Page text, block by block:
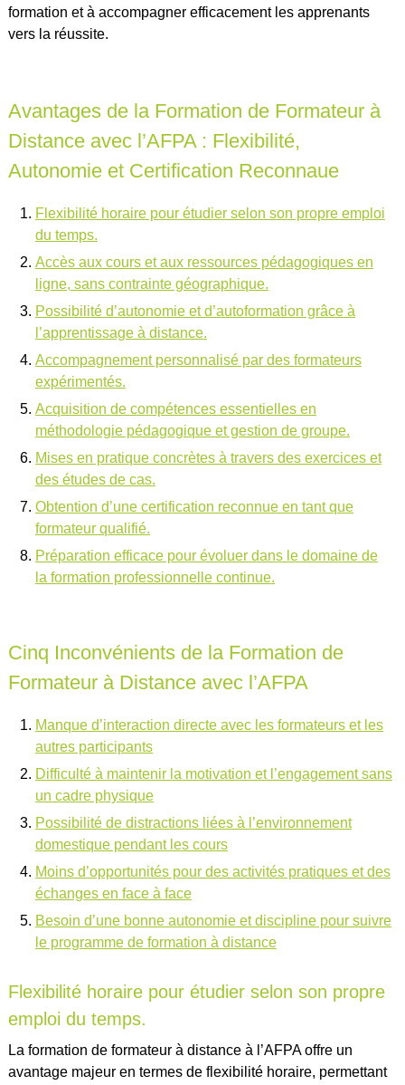
formation et à accompagner efficacement les apprenants
vers la réussite.
Avantages de la Formation de Formateur à
Distance avec l’AFPA : Flexibilité,
Autonomie et Certification Reconnaue
Flexibilité horaire pour étudier selon son propre emploi
du temps.
Accès aux cours et aux ressources pédagogiques en
ligne, sans contrainte géographique.
Possibilité d’autonomie et d’autoformation grâce à
l’apprentissage à distance.
Accompagnement personnalisé par des formateurs
expérimentés.
Acquisition de compétences essentielles en
méthodologie pédagogique et gestion de groupe.
Mises en pratique concrètes à travers des exercices et
des études de cas.
Obtention d’une certification reconnue en tant que
formateur qualifié.
Préparation efficace pour évoluer dans le domaine de
la formation professionnelle continue.
Cinq Inconvénients de la Formation de
Formateur à Distance avec l’AFPA
Manque d’interaction directe avec les formateurs et les
autres participants
Difficulté à maintenir la motivation et l’engagement sans
un cadre physique
Possibilité de distractions liées à l’environnement
domestique pendant les cours
Moins d’opportunités pour des activités pratiques et des
échanges en face à face
Besoin d’une bonne autonomie et discipline pour suivre
le programme de formation à distance
Flexibilité horaire pour étudier selon son propre
emploi du temps.
La formation de formateur à distance à l’AFPA offre un
avantage majeur en termes de flexibilité horaire, permettant